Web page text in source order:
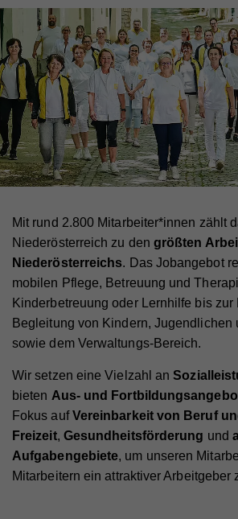
Mit rund 2.800 Mitarbeiter*innen zählt
Niederösterreich zu den größten
Niederösterreichs. Das Jobangebot
mobilen Pflege, Betreuung und
Kinderbetreuung oder Lernhilfe bis zur
Begleitung von Kindern, Jugendlichen
sowie dem Verwaltungs-Bereich.
Wir setzen eine Vielzahl an
bieten Aus- und
Fokus aufVereinbarkeit von Beruf
Freizeit, Gesundheitsförderung und
Aufgabengebiete, um unseren
Mitarbeitern ein attraktiver Arbeitgeber